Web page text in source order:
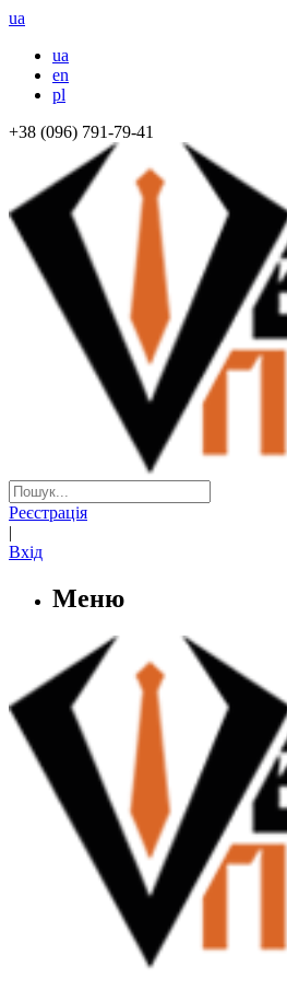
ua
ua
en
pl
+38 (096) 791-79-41
Реєстрація
|
Вхід
Меню